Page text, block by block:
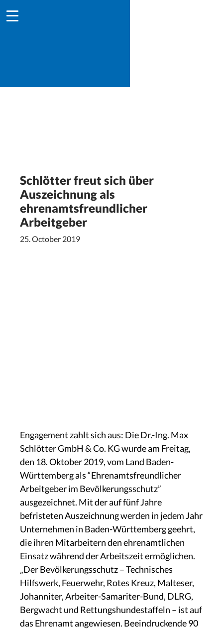
Schlötter freut sich über
Auszeichnung als
ehrenamtsfreundlicher
Arbeitgeber
25. October 2019
Engagement zahlt sich aus: Die Dr.-Ing. Max
Schlötter GmbH & Co. KG wurde am Freitag,
den 18. Oktober 2019, vom Land Baden-
Württemberg als “Ehrenamtsfreundlicher
Arbeitgeber im Bevölkerungsschutz”
ausgezeichnet. Mit der auf fünf Jahre
befristeten Auszeichnung werden in jedem Jahr
Unternehmen in Baden-Württemberg geehrt,
die ihren Mitarbeitern den ehrenamtlichen
Einsatz während der Arbeitszeit ermöglichen.
„Der Bevölkerungsschutz – Technisches
Hilfswerk, Feuerwehr, Rotes Kreuz, Malteser,
Johanniter, Arbeiter-Samariter-Bund, DLRG,
Bergwacht und Rettungshundestaffeln – ist auf
das Ehrenamt angewiesen. Beeindruckende 90